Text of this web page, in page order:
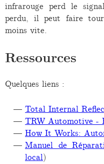
infrarouge perd le
perdu, il peut faire
moins vite.
Ressources
Quelques liens :
Total Internal
TRW Automotive -
How It Works:
Manuel de
local)